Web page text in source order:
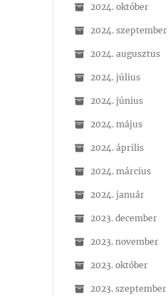
2024. október
2024. szeptember
2024. augusztus
2024. július
2024. június
2024. május
2024. április
2024. március
2024. január
2023. december
2023. november
2023. október
2023. szeptember